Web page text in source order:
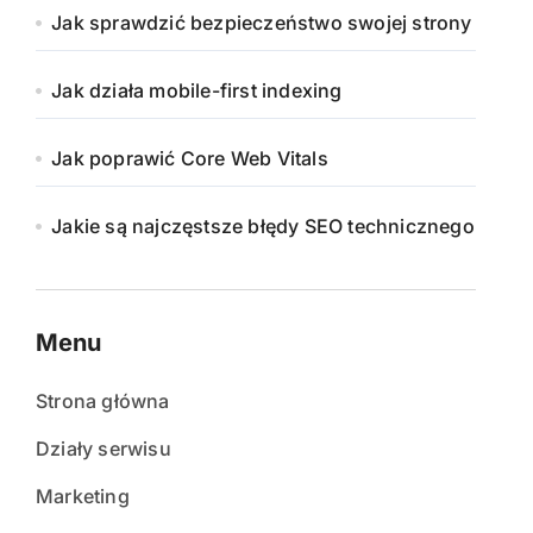
Jak sprawdzić bezpieczeństwo swojej strony
Jak działa mobile-first indexing
Jak poprawić Core Web Vitals
Jakie są najczęstsze błędy SEO technicznego
Menu
Strona główna
Działy serwisu
Marketing